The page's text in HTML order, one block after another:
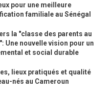
pour une meilleure
familiale au Sénégal
la "classe des parents au
Une nouvelle vision pour un
et social durable
lieux pratiqués et qualité
nés au Cameroun